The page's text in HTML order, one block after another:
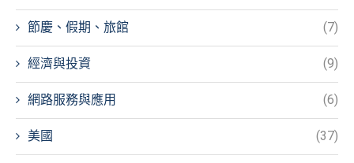
節慶、假期、旅館 (7)
經濟與投資 (9)
網路服務與應用 (6)
美國 (37)